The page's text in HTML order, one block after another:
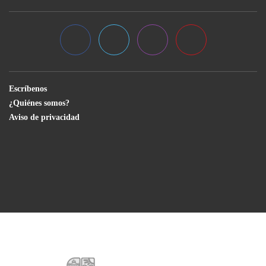
Escríbenos
¿Quiénes somos?
Aviso de privacidad